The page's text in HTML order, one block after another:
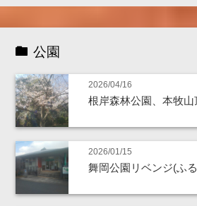
公園
2026/04/16
根岸森林公園、本牧
2026/01/15
舞岡公園リベンジ(ふ